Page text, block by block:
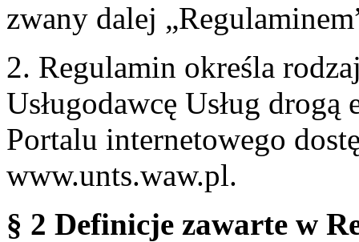
zwany dalej
2. Regulamin określa
Usługodawcę Usług
Portalu internetowego
www.unts.waw.pl.
§ 2 Definicje zawarte w